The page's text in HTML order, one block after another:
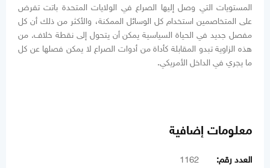
المستويات التي وصل إليها الصراع في الولايات المتحدة باتت تفرض
على المتخاصمين استخدام كل الوسائل الممكنة، والأكثر من ذلك أن كل
مفصل جديد في الحياة السياسية يمكن أن يتحول إلى نقطة خلاف. من
هذه الزاوية تبدو المقابلة كأداة من أدوات الصراع لا يمكن فصلها عن كل
ما يجري في الداخل الأمريكي.
معلومات إضافية
العدد رقم: 1162